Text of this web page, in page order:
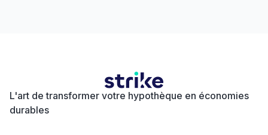
L'art de transformer votre hypothèque en économies
durables